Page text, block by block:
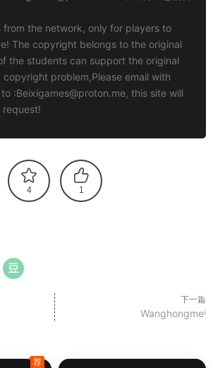
from the network, only for players to
The copyright belongs to the original
the students can support the original
copyright problem,Please email with
:Beixigames@proton.me, this site will
4 1
下一篇
Wanghongmei
荐